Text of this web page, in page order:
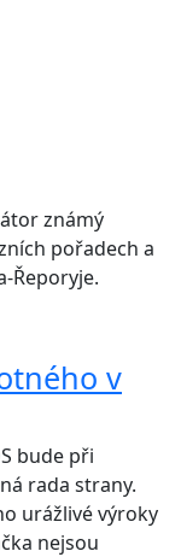
známý
pořadech a
Řeporyje.
v
bude při
rada strany.
urážlivé výroky
nejsou